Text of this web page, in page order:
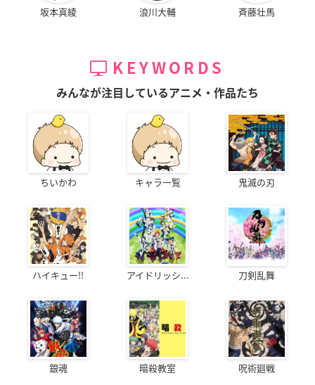
坂本真綾 浪川大輔 斉藤壮馬
KEYWORDS
みんなが注目しているアニメ・作品たち
ちいかわ キャラ一覧 鬼滅の刃
ハイキュー!! アイドリッシ... 刀剣乱舞
銀魂 暗殺教室 呪術廻戦